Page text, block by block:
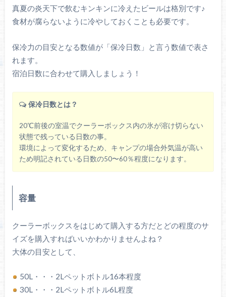
真夏の炎天下で飲むキンキンに冷えたビールは格別です♪
食材が腐らないように冷やしておくことも必要です。
保冷力の目安となる数値が「保冷日数」と言う数値で表さ
れます。
宿泊日数に合わせて購入しましょう！
保冷日数とは？
20℃前後の室温でクーラーボックス内の氷が溶け切らない
状態で残っている日数の事。
環境によって変化するため、キャンプの場合外気温が高い
ため明記されている日数の50〜60％程度になります。
容量
クーラーボックスをはじめて購入する方だとどの程度のサ
イズを購入すればいいかわかりませんよね？
大体の目安として、
50L・・・2Lペットボトル16本程度
30L・・・2Lペットボトル6L程度